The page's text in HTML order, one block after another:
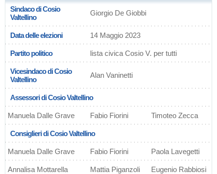
Sindaco di Cosio
Valtellino
Giorgio De Giobbi
Data delle elezioni 14 Maggio 2023
Partito politico lista civica Cosio V. per tutti
Vicesindaco di Cosio
Valtellino
Alan Vaninetti
Assessori di Cosio Valtellino
Manuela Dalle Grave Fabio Fiorini Timoteo Zecca
Consiglieri di Cosio Valtellino
Manuela Dalle Grave Fabio Fiorini Paola Lavegetti
Annalisa Mottarella Mattia Piganzoli Eugenio Rabbiosi